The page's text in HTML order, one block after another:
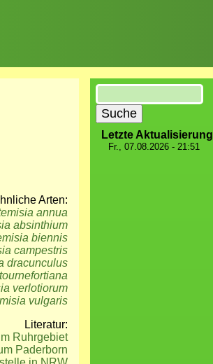
Arten:
annua
absinthium
biennis
campestris
dracunculus
verlotiorum
vulgaris
Literatur:
Ruhrgebiet
Paderborn
Suche
Letzte Aktualisierung
Fr., 07.08.2026 - 21:51